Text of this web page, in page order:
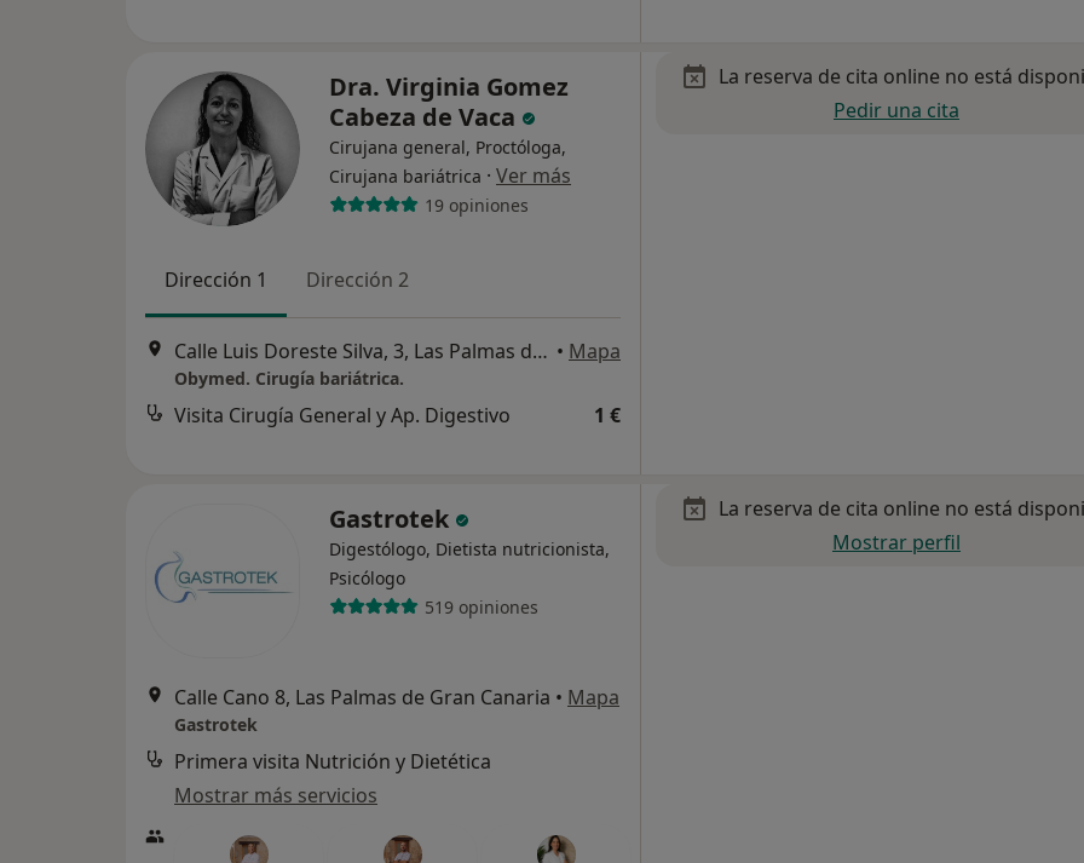
Dra. Virginia Gomez
Cabeza de Vaca
Cirujana general, Proctóloga,
Cirujana bariátrica · Ver más
19 opiniones
Dirección 1 Dirección 2
Calle Luis Doreste Silva, 3, Las Palmas de Gran Canaria • Mapa
Obymed. Cirugía bariátrica.
Visita Cirugía General y Ap. Digestivo 1 €
La reserva de cita online no está
Pedir una cita
Gastrotek
Digestólogo, Dietista nutricionista,
Psicólogo
519 opiniones
Calle Cano 8, Las Palmas de Gran Canaria • Mapa
Gastrotek
Primera visita Nutrición y Dietética
Mostrar más servicios
La reserva de cita online no está
Mostrar perfil